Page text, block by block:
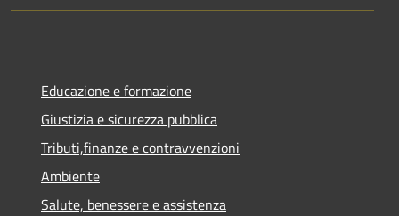
Educazione e formazione
Giustizia e sicurezza pubblica
Tributi,finanze e contravvenzioni
Ambiente
Salute, benessere e assistenza